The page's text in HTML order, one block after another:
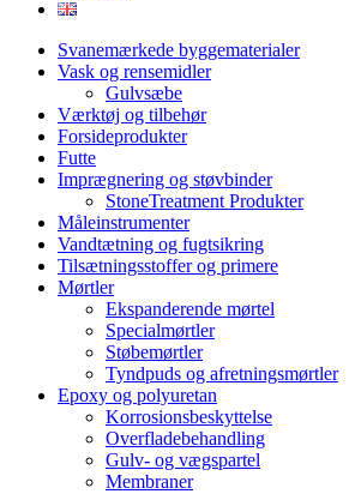
Svanemærkede byggematerialer
Vask og rensemidler
Gulvsæbe
Værktøj og tilbehør
Forsideprodukter
Futte
Imprægnering og støvbinder
StoneTreatment Produkter
Måleinstrumenter
Vandtætning og fugtsikring
Tilsætningsstoffer og primere
Mørtler
Ekspanderende mørtel
Specialmørtler
Støbemørtler
Tyndpuds og afretningsmørtler
Epoxy og polyuretan
Korrosionsbeskyttelse
Overfladebehandling
Gulv- og vægspartel
Membraner